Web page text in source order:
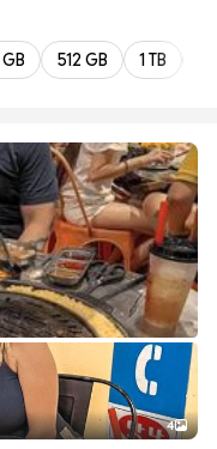
512 GB 1 TB
4